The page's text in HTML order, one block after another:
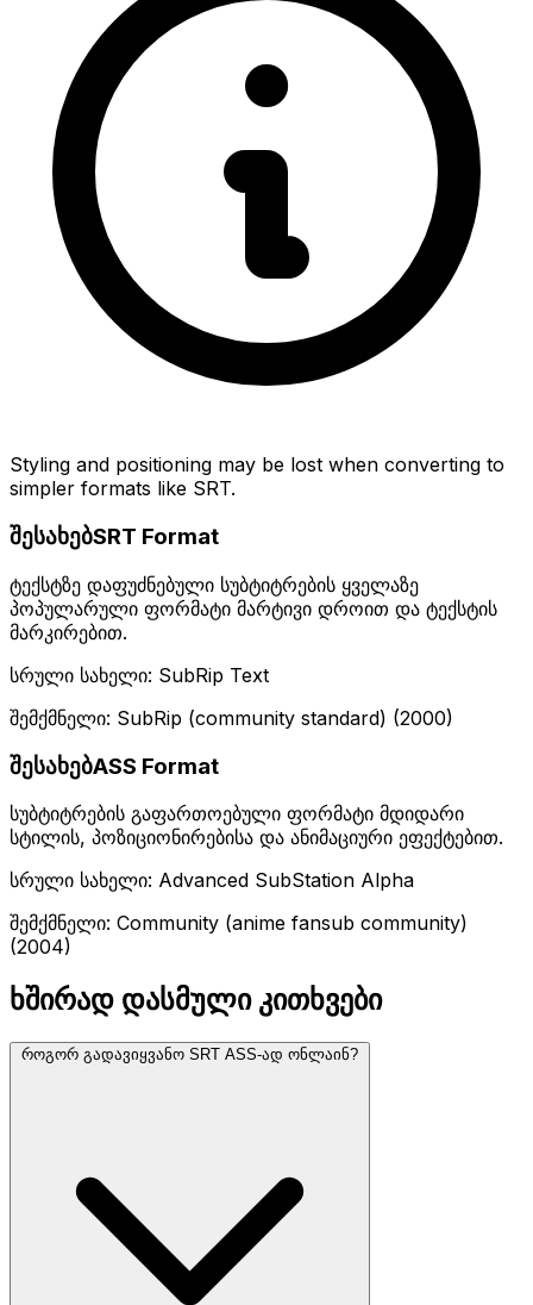
Styling and positioning may be lost when converting to
simpler formats like SRT.
შესახებSRT Format
ტექსტზე დაფუძნებული სუბტიტრების ყველაზე
პოპულარული ფორმატი მარტივი დროით და ტექსტის
მარკირებით.
სრული სახელი: SubRip Text
შემქმნელი: SubRip (community standard) (2000)
შესახებASS Format
სუბტიტრების გაფართოებული ფორმატი მდიდარი
სტილის, პოზიციონირებისა და ანიმაციური ეფექტებით.
სრული სახელი: Advanced SubStation Alpha
შემქმნელი: Community (anime fansub community)
(2004)
ხშირად დასმული კითხვები
როგორ გადავიყვანო SRT ASS-ად ონლაინ?